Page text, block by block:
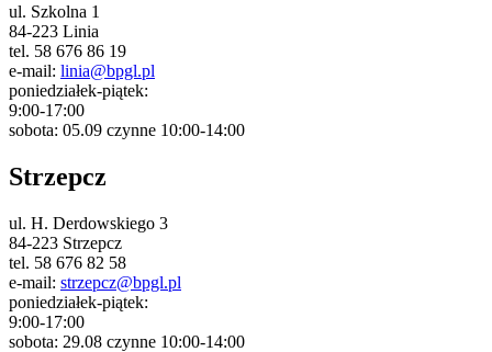
ul. Szkolna 1
84-223 Linia
tel. 58 676 86 19
e-mail: linia@bpgl.pl
poniedziałek-piątek:
9:00-17:00
sobota: 05.09 czynne 10:00-14:00
Strzepcz
ul. H. Derdowskiego 3
84-223 Strzepcz
tel. 58 676 82 58
e-mail: strzepcz@bpgl.pl
poniedziałek-piątek:
9:00-17:00
sobota: 29.08 czynne 10:00-14:00